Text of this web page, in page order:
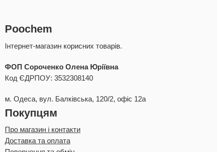
Poochem
Інтернет-магазин корисних товарів.
ФОП Сороченко Олена Юріївна
Код ЄДРПОУ: 3532308140
м. Одеса, вул. Балківська, 120/2, офіс 12а
Покупцям
Про магазин і контакти
Доставка та оплата